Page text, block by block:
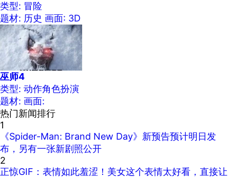
类型: 冒险
题材: 历史 画面: 3D
巫师4
类型: 动作角色扮演
题材: 画面:
热门新闻排行
1
《Spider-Man: Brand New Day》新预告预计明日发
布，另有一张新剧照公开
2
正惊GIF：表情如此羞涩！美女这个表情太好看，直接让